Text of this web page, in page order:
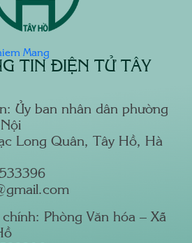
TIN ĐIỆN TỬ TÂY
Ủy ban nhân dân phường
Long Quân, Tây Hồ, Hà
Phòng Văn hóa – Xã